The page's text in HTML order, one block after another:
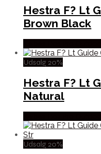
Hestra F? Lt
Brown Black
Udsalg 20%
Hestra F? Lt
Natural
Udsalg 20%